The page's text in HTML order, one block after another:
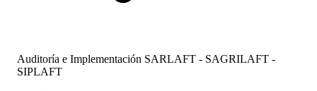
Auditoría e Implementación SARLAFT - SAGRILAFT -
SIPLAFT